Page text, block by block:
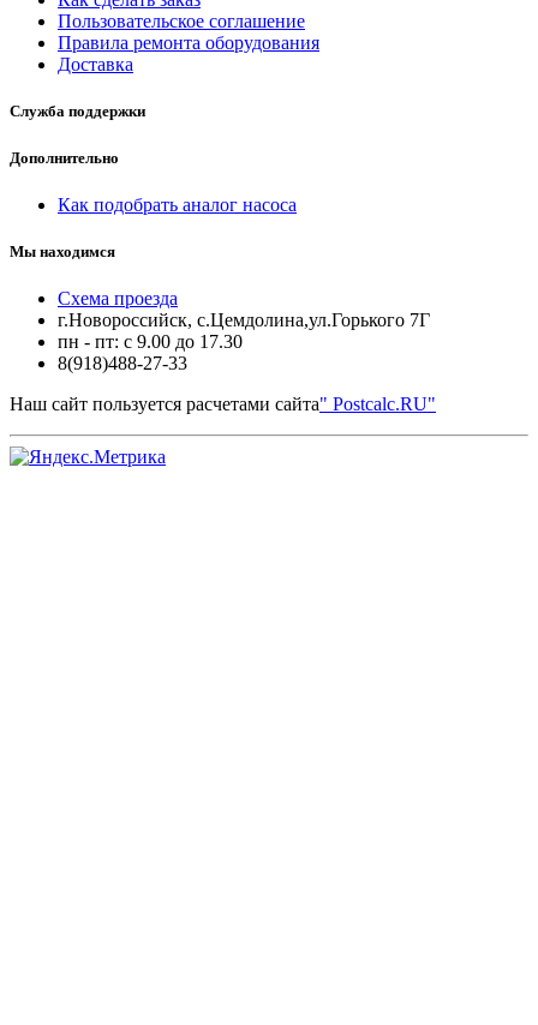
Пользовательское соглашение
Правила ремонта оборудования
Доставка
Служба поддержки
Дополнительно
Как подобрать аналог насоса
Мы находимся
Схема проезда
г.Новороссийск, с.Цемдолина,ул.Горького 7Г
пн - пт: с 9.00 до 17.30
8(918)488-27-33
Наш сайт пользуется расчетами сайта" Postcalc.RU"